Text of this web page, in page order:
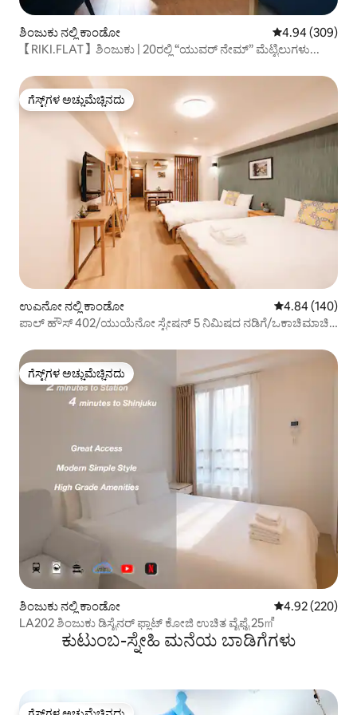
ಶಿಂಜುಕು ನಲ್ಲಿ ಕಾಂಡೋ 5 ರಲ್ಲಿ 4.94
4.94 (309)
【RIKI.FLAT】ಶಿಂಜುಕು | 20ರಲ್ಲಿ “ಯುವರ್ ನೇಮ್” ಮೆಟ್ಟಿಲುಗಳು...
ಗೆಸ್ಟ್‌ಗಳ ಅಚ್ಚುಮೆಚ್ಚಿನದು
ಗೆಸ್ಟ್‌ಗಳ ಅಚ್ಚುಮೆಚ್ಚಿನದು
ಉಎನೋ ನಲ್ಲಿ ಕಾಂಡೋ 5 ರಲ್ಲಿ 4.84
4.84 (140)
ಪಾಲ್ ಹೌಸ್ 402/ಯುಯೆನೋ ಸ್ಟೇಷನ್ 5 ನಿಮಿಷದ ನಡಿಗೆ/ಒಕಾಚಿಮಾಚಿ
ಕಟ್ಟಡ/ಜಪಾನೀಸ್-ಇಂಗ್ಲಿಷ್ ಸಂವಹನ
ಗೆಸ್ಟ್‌ಗಳ ಅಚ್ಚುಮೆಚ್ಚಿನದು
ಗೆಸ್ಟ್‌ಗಳ ಅಚ್ಚುಮೆಚ್ಚಿನದು
ಶಿಂಜುಕು ನಲ್ಲಿ ಕಾಂಡೋ 5 ರಲ್ಲಿ 4.92
4.92 (220)
LA202 ಶಿಂಜುಕು ಡಿಸೈನರ್ ಫ್ಲಾಟ್ ಕೋಜಿ ಉಚಿತ ವೈಫೈ 25㎡
ಕುಟುಂಬ-ಸ್ನೇಹಿ ಮನೆಯ ಬಾಡಿಗೆಗಳು